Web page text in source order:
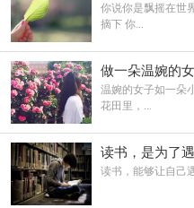
你说你是飘摇在世
摘下 你...
做一朵温婉的
温婉的女子如一朵
花田里，...
读书，是为了
读书，能够让自己